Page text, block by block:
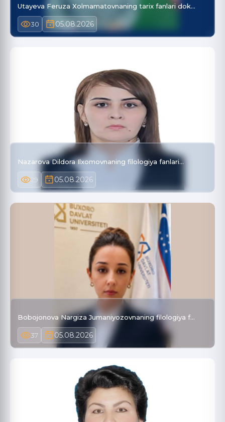
Utayeva Feruza Xolmamatovnaning tarix fanlari dok…
30 05.08.2026
Nazarova Dildora Ilxomovnaning filologiya fanlari…
29 05.08.2026
Bobojonova Nargiza Jumaniyozovnaning filologiya f…
37 05.08.2026